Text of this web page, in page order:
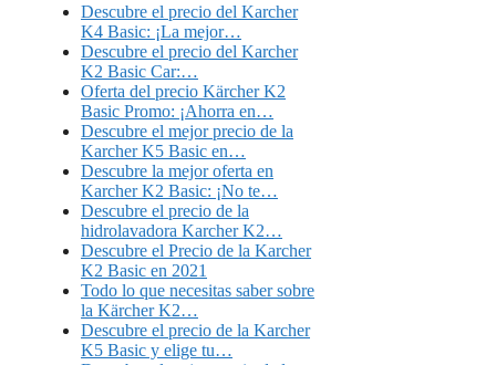
Descubre el precio del Karcher
K4 Basic: ¡La mejor…
Descubre el precio del Karcher
K2 Basic Car:…
Oferta del precio Kärcher K2
Basic Promo: ¡Ahorra en…
Descubre el mejor precio de la
Karcher K5 Basic en…
Descubre la mejor oferta en
Karcher K2 Basic: ¡No te…
Descubre el precio de la
hidrolavadora Karcher K2…
Descubre el Precio de la Karcher
K2 Basic en 2021
Todo lo que necesitas saber sobre
la Kärcher K2…
Descubre el precio de la Karcher
K5 Basic y elige tu…